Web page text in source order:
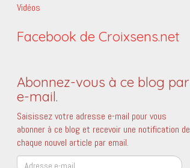
Vidéos
Facebook de Croixsens.net
Abonnez-vous à ce blog par
e-mail.
Saisissez votre adresse e-mail pour vous
abonner à ce blog et recevoir une notification de
chaque nouvel article par email.
Adresse